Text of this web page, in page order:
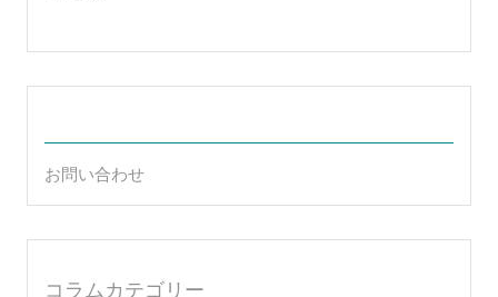
お問い合わせ
コラムカテゴリー